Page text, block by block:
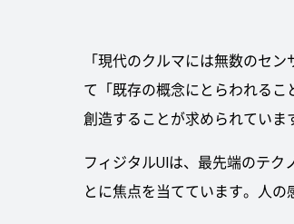
「現代のクルマには無数のセ
て「既存の概念にとらわれる
創造することが求められていま
フィジタルUIは、最先端のテ
とに焦点を当てています。人